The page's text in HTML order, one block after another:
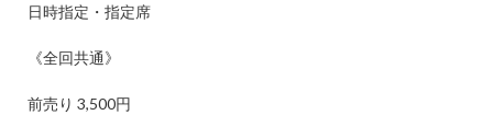
日時指定・指定席
《全回共通》
前売り 3,500円